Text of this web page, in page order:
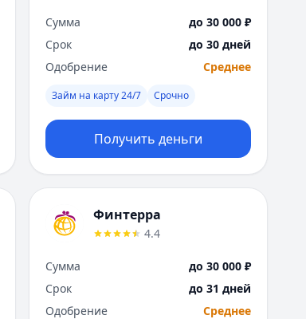
Чебоксары
Челябинск
Ярославль
Вся Россия
Сумма
до 30 000 ₽
Срок
до 30 дней
Одобрение
Среднее
Займ на карту 24/7 Срочно
Получить деньги
Финтерра
4.4
Сумма
до 30 000 ₽
Срок
до 31 дней
Одобрение
Среднее